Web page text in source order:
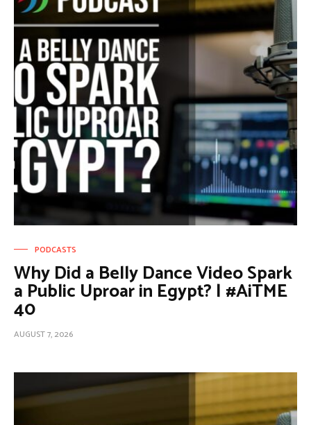
PODCASTS
Why Did a Belly Dance Video Spark
a Public Uproar in Egypt? | #AiTME
40
AUGUST 7, 2026